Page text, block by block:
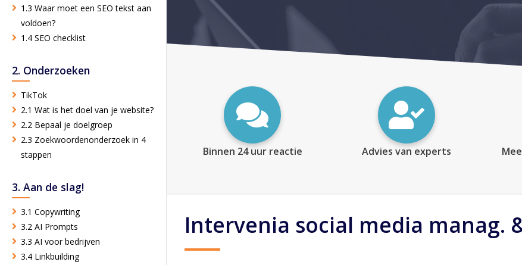
1.3 Waar moet een SEO tekst aan
voldoen?
1.4 SEO checklist
2. Onderzoeken
TikTok
2.1 Wat is het doel van je website?
2.2 Bepaal je doelgroep
2.3 Zoekwoordenonderzoek in 4
stappen
3. Aan de slag!
3.1 Copywriting
3.2 AI Prompts
3.3 AI voor bedrijven
3.4 Linkbuilding
Binnen 24 uur reactie Advies van experts
Intervenia social media manag.